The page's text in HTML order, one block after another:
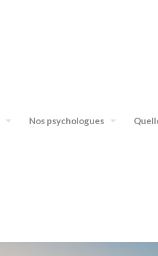
Nos psychologues